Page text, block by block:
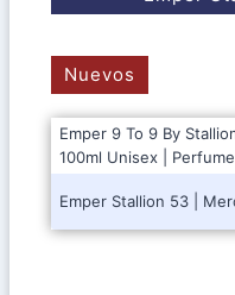
Nuevos
Emper 9 To 9 By
100ml Unisex |
Emper Stallion 53 |